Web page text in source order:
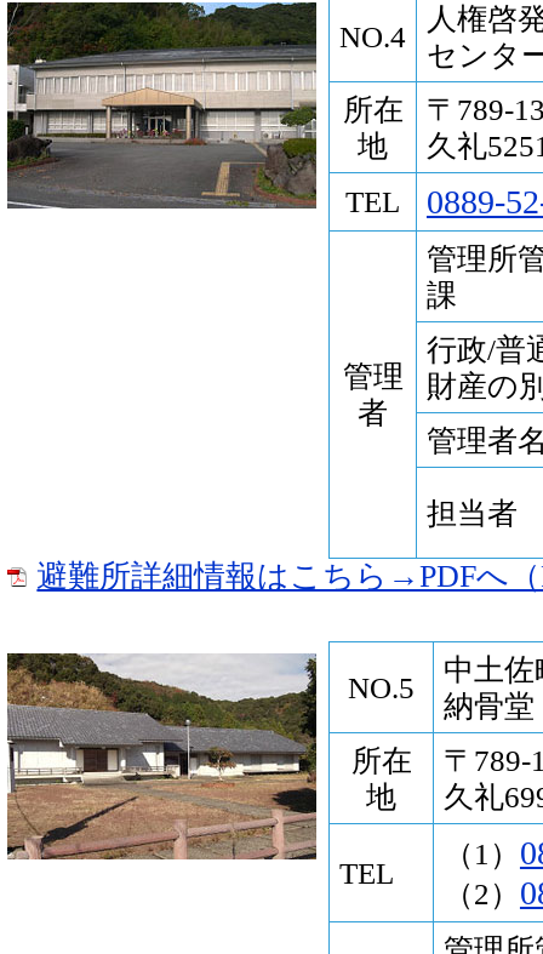
NO.4
人権啓
センタ
所在
地
〒789-
久礼
TEL
0889-
管理
者
管理所
課
行政/普
財産の
管理者
担当者
避難所詳細情報はこちら→PDFへ（
NO.5
中土佐
納骨堂
所在
地
〒
久礼
TEL
（1）
（2）